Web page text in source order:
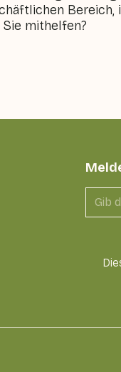
Bereich,
mithelfen?